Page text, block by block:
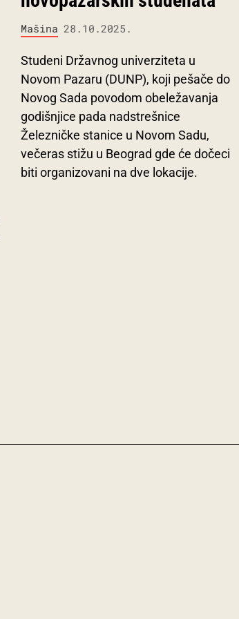
Mašina 28.10.2025.
Studeni Državnog univerziteta u
Novom Pazaru (DUNP), koji pešače do
Novog Sada povodom obeležavanja
godišnjice pada nadstrešnice
Železničke stanice u Novom Sadu,
večeras stižu u Beograd gde će dočeci
biti organizovani na dve lokacije.